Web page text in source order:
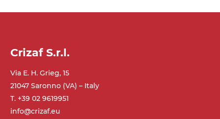
cannocchiali in lega di alluminio
modulare in acciaio
Trasmissione
diretta in traino (lato sinistro),
Crizaf S.r.l.
Via E. H. Grieg, 15
21047 Saronno (VA) – Italy
T. +39 02 9619951
info@crizaf.eu